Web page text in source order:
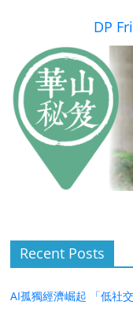
DP
Recent Posts
AI孤獨經濟崛起 「低社